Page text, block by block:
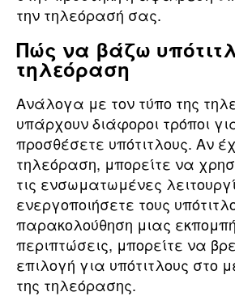
την τηλεόρασή σας.
Πώς να βάζω
τηλεόραση
Ανάλογα με τον τύπο της
υπάρχουν διάφοροι τρόποι
προσθέσετε υπότιτλους. Αν
τηλεόραση, μπορείτε να
τις ενσωματωμένες
ενεργοποιήσετε τους
παρακολούθηση μιας
περιπτώσεις, μπορείτε να
επιλογή για υπότιτλους στο
της τηλεόρασης.